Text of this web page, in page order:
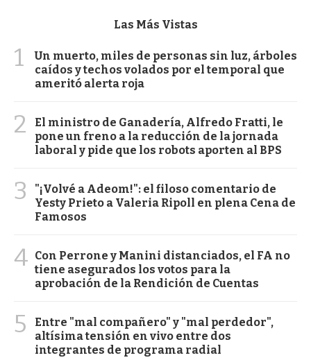
Las Más Vistas
1
Un muerto, miles de personas sin luz, árboles
caídos y techos volados por el temporal que
ameritó alerta roja
2
El ministro de Ganadería, Alfredo Fratti, le
pone un freno a la reducción de la jornada
laboral y pide que los robots aporten al BPS
3
"¡Volvé a Adeom!": el filoso comentario de
Yesty Prieto a Valeria Ripoll en plena Cena de
Famosos
4 Con Perrone y Manini distanciados, el FA no
tiene asegurados los votos para la
aprobación de la Rendición de Cuentas
5
Entre "mal compañero" y "mal perdedor",
altísima tensión en vivo entre dos
integrantes de programa radial